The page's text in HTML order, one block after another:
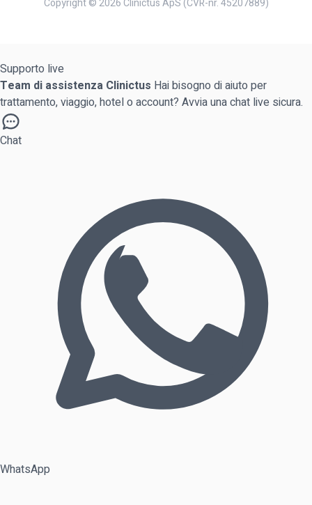
Supporto live
Team di assistenza Clinictus Hai bisogno di aiuto per
trattamento, viaggio, hotel o account? Avvia una chat live sicura.
Chat
WhatsApp